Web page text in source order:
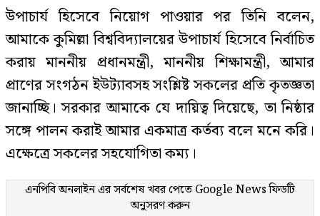
উপাচার্য হিসেবে নিয়োগ পাওয়ার পর তিনি বলেন,
আমাকে কুমিল্লা বিশ্ববিদ্যালয়ের উপাচার্য হিসেবে নির্বাচিত
করায় মাননীয় প্রধানমন্ত্রী, মাননীয় শিক্ষামন্ত্রী, আমার
প্রাণের সংগঠন ইউট্যাবসহ সংশ্লিষ্ট সকলের প্রতি কৃতজ্ঞতা
জানাচ্ছি। সরকার আমাকে যে দায়িত্ব দিয়েছে, তা নিষ্ঠার
সঙ্গে পালন করাই আমার একমাত্র কর্তব্য বলে মনে করি।
এক্ষেত্রে সকলের সহযোগিতা কম্য।
এনপিবি অনলাইন এর সর্বশেষ খবর পেতে Google Newsফিডটি
অনুসরণ করুন